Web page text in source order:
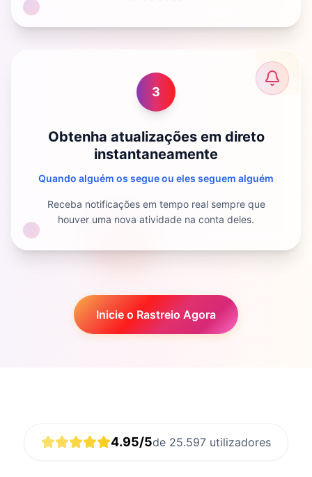
3
Obtenha atualizações em direto
instantaneamente
Quando alguém os segue ou eles seguem alguém
Receba notificações em tempo real sempre que
houver uma nova atividade na conta deles.
Inicie o Rastreio Agora
4.95/5de 25.597 utilizadores